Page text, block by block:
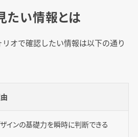
たい情報とは
オで確認したい情報は以下の通り
インの基礎力を瞬時に判断できる